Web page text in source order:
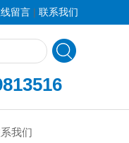
留言 | 联系我们
我们